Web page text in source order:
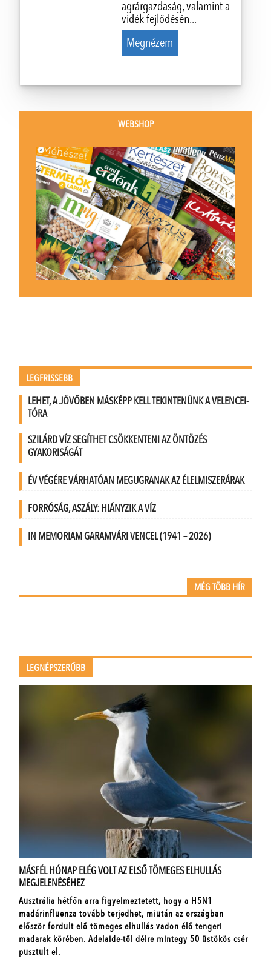
agrárgazdaság, valamint a
vidék fejlődésén...
Megnézem
WEBSHOP
LEGFRISSEBB
LEHET, A JÖVŐBEN MÁSKÉPP KELL TEKINTENÜNK A VELENCEI-
TÓRA
SZILÁRD VÍZ SEGÍTHET CSÖKKENTENI AZ ÖNTÖZÉS
GYAKORISÁGÁT
ÉV VÉGÉRE VÁRHATÓAN MEGUGRANAK AZ ÉLELMISZERÁRAK
FORRÓSÁG, ASZÁLY: HIÁNYZIK A VÍZ
IN MEMORIAM GARAMVÁRI VENCEL (1941 – 2026)
MÉG TÖBB HÍR
LEGNÉPSZERŰBB